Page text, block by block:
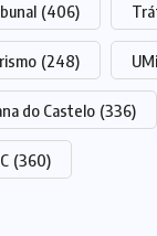
(406)
(248)
do Castelo (336)
(360)